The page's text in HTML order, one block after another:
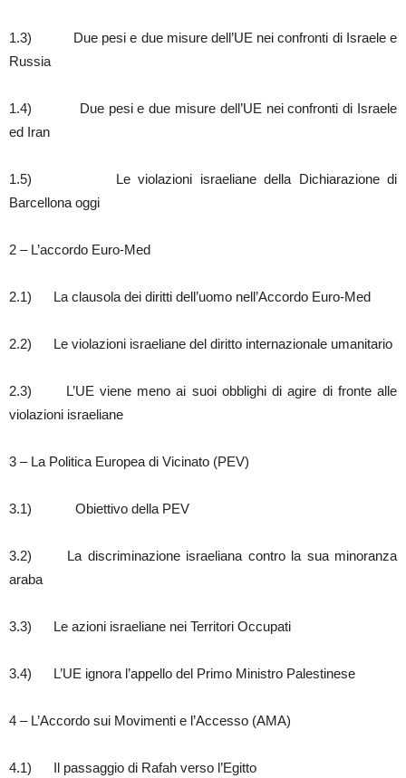
1.3) Due pesi e due misure dell’UE nei confronti di Israele e
Russia
1.4) Due pesi e due misure dell’UE nei confronti di Israele
ed Iran
1.5) Le violazioni israeliane della Dichiarazione di
Barcellona oggi
2 – L’accordo Euro-Med
2.1) La clausola dei diritti dell’uomo nell’Accordo Euro-Med
2.2) Le violazioni israeliane del diritto internazionale umanitario
2.3) L’UE viene meno ai suoi obblighi di agire di fronte alle
violazioni israeliane
3 – La Politica Europea di Vicinato (PEV)
3.1) Obiettivo della PEV
3.2) La discriminazione israeliana contro la sua minoranza
araba
3.3) Le azioni israeliane nei Territori Occupati
3.4) L’UE ignora l’appello del Primo Ministro Palestinese
4 – L’Accordo sui Movimenti e l’Accesso (AMA)
4.1) Il passaggio di Rafah verso l’Egitto